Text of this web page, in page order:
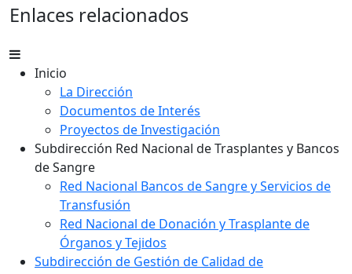
Enlaces relacionados
Inicio
La Dirección
Documentos de Interés
Proyectos de Investigación
Subdirección Red Nacional de Trasplantes y Bancos
de Sangre
Red Nacional Bancos de Sangre y Servicios de
Transfusión
Red Nacional de Donación y Trasplante de
Órganos y Tejidos
Subdirección de Gestión de Calidad de